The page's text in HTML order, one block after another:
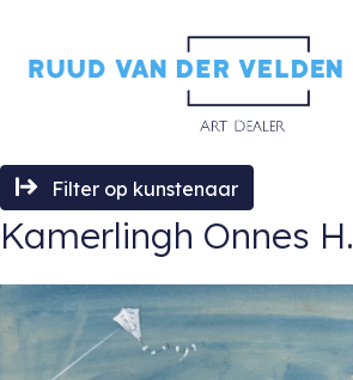
Filter op kunstenaar
Kamerlingh Onnes H.